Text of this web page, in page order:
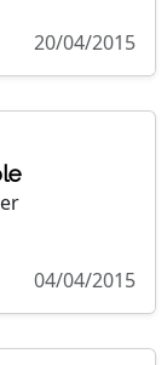
20/04/2015
04/04/2015